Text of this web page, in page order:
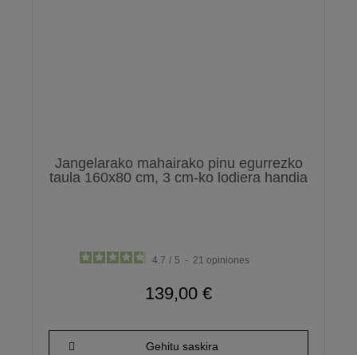
Jangelarako mahairako pinu egurrezko
taula 160x80 cm, 3 cm-ko lodiera handia
4.7 / 5 - 21opiniones
139,00 €
Gehitu saskira